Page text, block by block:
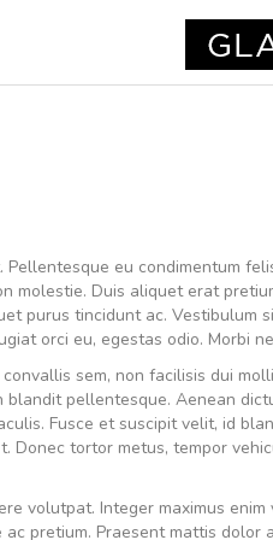
eu condimentum
molestie. Duis aliquet erat
purus tincidunt ac.
orci eu, egestas odio. Morbi
sem, non facilisis dui
pellentesque. Aenean
Fusce et suscipit velit, id
Donec tortor metus, tempor
volutpat. Integer maximus
pretium. Praesent mattis